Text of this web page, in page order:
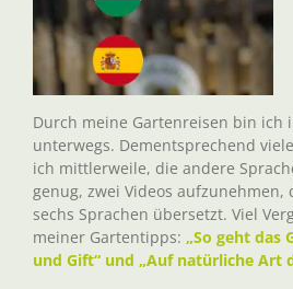
Durch meine Gartenreisen bin ich
unterwegs. Dementsprechend
ich mittlerweile, die andere
genug, zwei Videos aufzunehmen,
sechs Sprachen übersetzt. Viel
meiner Gartentipps: „So geht das
und Gift“ und „Auf natürliche Art